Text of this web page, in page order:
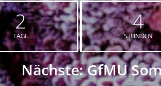
2
TAGE
4
STUNDEN
Nächste: GfMU